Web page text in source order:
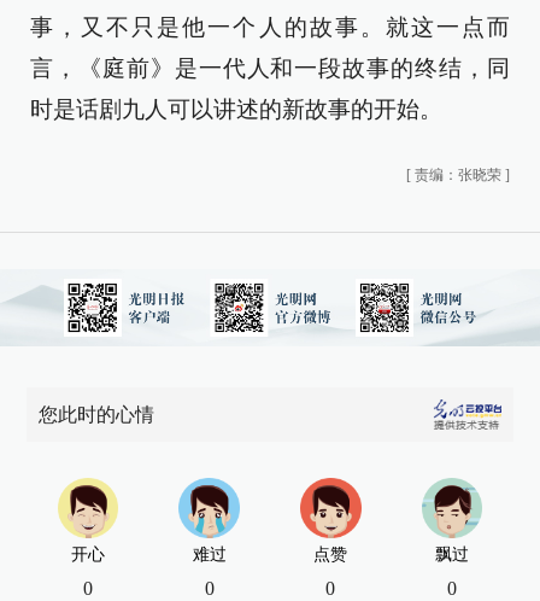
事，又不只是他一个人的故事。就这一点而
言，《庭前》是一代人和一段故事的终结，同
时是话剧九人可以讲述的新故事的开始。
[ 责编：张晓荣 ]
您此时的心情
开心
0
难过
0
点赞
0
飘过
0